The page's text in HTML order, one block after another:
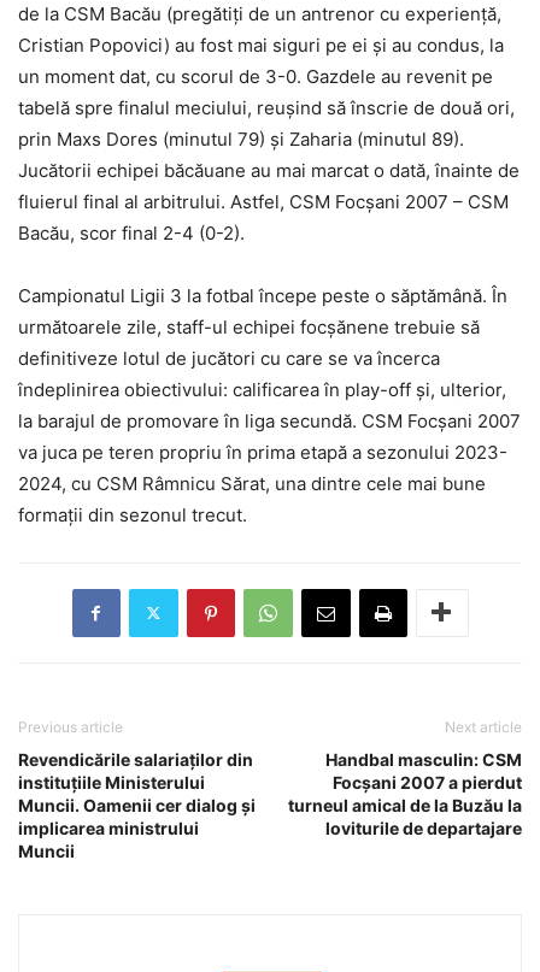
de la CSM Bacău (pregătiți de un antrenor cu experiență,
Cristian Popovici) au fost mai siguri pe ei și au condus, la
un moment dat, cu scorul de 3-0. Gazdele au revenit pe
tabelă spre finalul meciului, reușind să înscrie de două ori,
prin Maxs Dores (minutul 79) și Zaharia (minutul 89).
Jucătorii echipei băcăuane au mai marcat o dată, înainte de
fluierul final al arbitrului. Astfel, CSM Focșani 2007 – CSM
Bacău, scor final 2-4 (0-2).
Campionatul Ligii 3 la fotbal începe peste o săptămână. În
următoarele zile, staff-ul echipei focșănene trebuie să
definitiveze lotul de jucători cu care se va încerca
îndeplinirea obiectivului: calificarea în play-off și, ulterior,
la barajul de promovare în liga secundă. CSM Focșani 2007
va juca pe teren propriu în prima etapă a sezonului 2023-
2024, cu CSM Râmnicu Sărat, una dintre cele mai bune
formații din sezonul trecut.
Previous article
Revendicările salariaților din
instituțiile Ministerului
Muncii. Oamenii cer dialog și
implicarea ministrului
Muncii
Next article
Handbal masculin: CSM
Focșani 2007 a pierdut
turneul amical de la Buzău la
loviturile de departajare